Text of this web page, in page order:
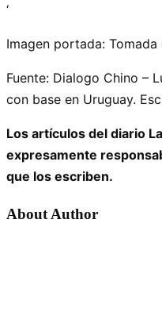
‘
Imagen portada:
Fuente: Dialogo Chino –
con base en Uruguay.
Los artículos del diario
expresamente
que los escriben.
About Author